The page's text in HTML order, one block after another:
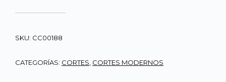
SKU: CC00188
CATEGORÍAS: CORTES CORTES MODERNOS